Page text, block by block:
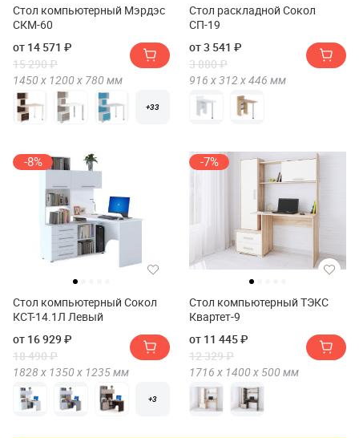
Стол компьютерный Мэрдэс
СКМ-60
от 14 571 ₽
15 290 ₽
1450 х 1200 х 780 мм
+33
Стол раскладной Сокол
СП-19
от 3 541 ₽
3 880 ₽
916 х312 х446 мм
-8%
Стол компьютерный Сокол
КСТ-14.1Л Левый
от 16 929 ₽
18 490 ₽
1828 х 1350 х 1235мм
+3
-7%
Стол компьютерный ТЭКС
Квартет-9
от 11 445 ₽
12 329 ₽
1716 х 1400 х 500 мм